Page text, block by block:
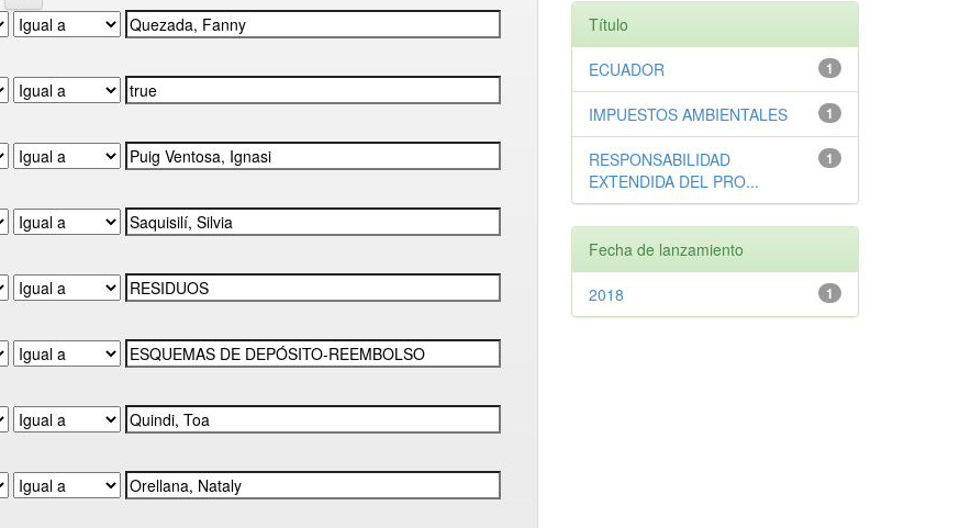
Título
1
ECUADOR
1
IMPUESTOS AMBIENTALES
1
RESPONSABILIDAD
EXTENDIDA DEL PRO...
Fecha de lanzamiento
1
2018